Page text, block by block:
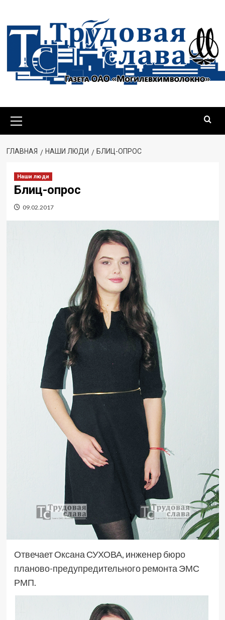
содержимому
меню
ГЛАВНАЯ НАШИ ЛЮДИ БЛИЦ-ОПРОС
Наши люди
Блиц-опрос
09.02.2017
Отвечает Оксана СУХОВА, инженер бюро
планово-предупредительного ремонта ЭМС
РМП.